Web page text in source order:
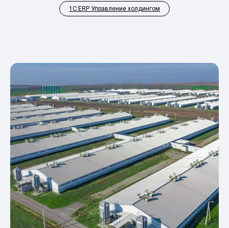
1С:ERP Управление холдингом